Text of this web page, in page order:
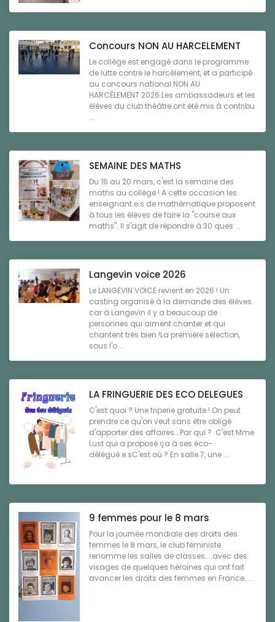
Concours NON AU HARCELEMENT
Le collège est engagé dans le programme
de lutte contre le harcèlement, et a participé
au concours national NON AU
HARCÈLEMENT 2026.Les ambassadeurs et les
élèves du club théâtre ont été mis à contribu
...
SEMAINE DES MATHS
Du 16 au 20 mars, c'est la semaine des
maths au collège ! A cette occasion les
enseignant.e.s de mathématique proposent
à tous les élèves de faire la "course aux
maths". Il s'agit de répondre à 30 ques ...
Langevin voice 2026
Le LANGEVIN VOICE revient en 2026 ! Un
casting organisé à la demande des élèves
car à Langevin il y a beaucoup de
personnes qui aiment chanter et qui
chantent très bien !La première sélection,
sous l'o ...
LA FRINGUERIE DES ECO DELEGUES
C'est quoi ? Une friperie gratuite ! On peut
prendre ce qu'on veut sans être obligé
d'apporter des affaires...Par qui ? C'est Mme
Lust qui a proposé ça à ses éco-
délégué.e.sC'est où ? En salle 7, une ...
9 femmes pour le 8 mars
Pour la journée mondiale des droits des
femmes le 8 mars, le club féministe
renomme les salles de classes....avec des
visages de quelques héroïnes qui ont fait
avancer les droits des femmes en France. ...